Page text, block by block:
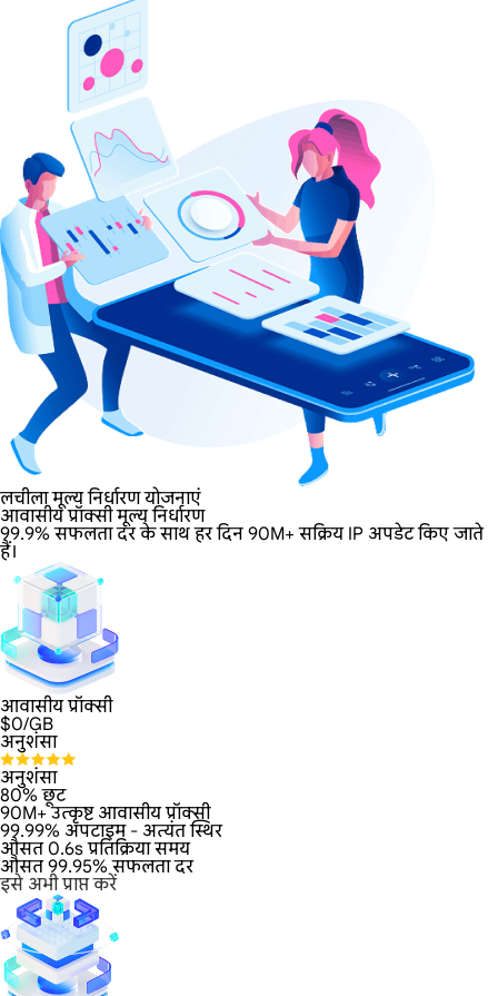
लचीला मूल्य निर्धारण योजनाएं
आवासीय प्रॉक्सी मूल्य निर्धारण
99.9% सफलता दर के साथ हर दिन 90M+ सक्रिय IP अपडेट किए जाते
हैं।
आवासीय प्रॉक्सी
$0/GB
अनुशंसा
अनुशंसा
80% छूट
90M+ उत्कृष्ट आवासीय प्रॉक्सी
99.99% अपटाइम - अत्यंत स्थिर
औसत 0.6s प्रतिक्रिया समय
औसत 99.95% सफलता दर
इसे अभी प्राप्त करें